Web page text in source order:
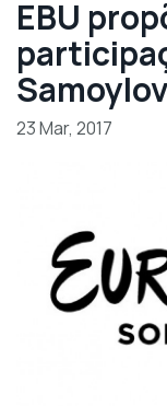
EBU
23 Mar, 2017